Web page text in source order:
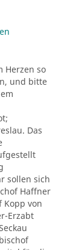
Herzen so
und bitte
Das
sollen sich
Haffner
Kopp von
Erzabt